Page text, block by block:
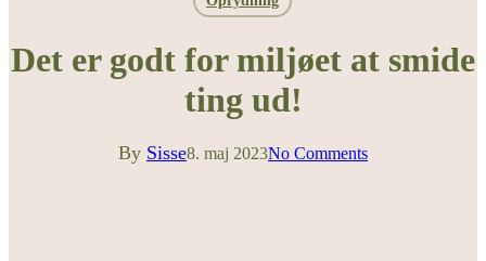
Det er godt for miljøet at smide
ting ud!
By Sisse8. maj 2023No Comments